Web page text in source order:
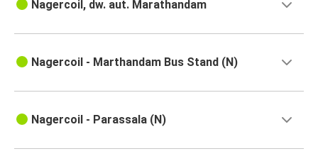
Nagercoil, dw. aut. Marathandam
Nagercoil - Marthandam Bus Stand (N)
Nagercoil - Parassala (N)